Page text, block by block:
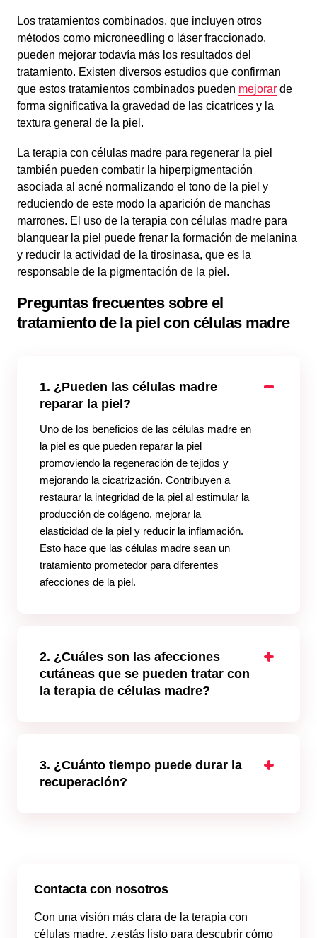
Los tratamientos combinados, que incluyen otros
métodos como microneedling o láser fraccionado,
pueden mejorar todavía más los resultados del
tratamiento. Existen diversos estudios que confirman
que estos tratamientos combinados pueden mejorar de
forma significativa la gravedad de las cicatrices y la
textura general de la piel.
La terapia con células madre para regenerar la piel
también pueden combatir la hiperpigmentación
asociada al acné normalizando el tono de la piel y
reduciendo de este modo la aparición de manchas
marrones. El uso de la terapia con células madre para
blanquear la piel puede frenar la formación de melanina
y reducir la actividad de la tirosinasa, que es la
responsable de la pigmentación de la piel.
Preguntas frecuentes sobre el
tratamiento de la piel con células madre
1. ¿Pueden las células madre
reparar la piel?
Uno de los beneficios de las células madre en
la piel es que pueden reparar la piel
promoviendo la regeneración de tejidos y
mejorando la cicatrización. Contribuyen a
restaurar la integridad de la piel al estimular la
producción de colágeno, mejorar la
elasticidad de la piel y reducir la inflamación.
Esto hace que las células madre sean un
tratamiento prometedor para diferentes
afecciones de la piel.
2. ¿Cuáles son las afecciones
cutáneas que se pueden tratar con
la terapia de células madre?
daños por quemaduras solares y otras
formas de lesiones de la piel. Estos
tratamientos abarcan también el uso de
3. ¿Cuánto tiempo puede durar la
recuperación?
producirse un ligero dolor o hinchazón, pero
Contacta con nosotros
Con una visión más clara de la terapia con
células madre, ¿estás listo para descubrir cómo